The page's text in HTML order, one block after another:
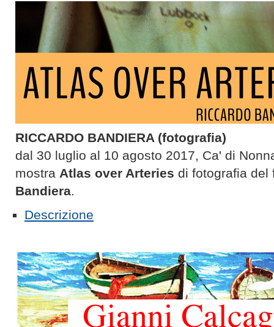
RICCARDO BANDIERA (fotografia)
dal 30 luglio al 10 agosto 2017, Ca' di
mostra Atlas over Arteries di fotografia
Bandiera.
Descrizione